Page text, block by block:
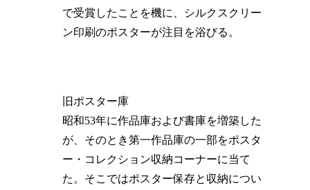
で受賞したことを機に、シルクスクリー
ン印刷のポスターが注目を浴びる。
旧ポスター庫
昭和53年に作品庫および書庫を増築した
が、そのとき第一作品庫の一部をポスタ
ー・コレクション収納コーナーに当て
た。そこではポスター保存と収納につい